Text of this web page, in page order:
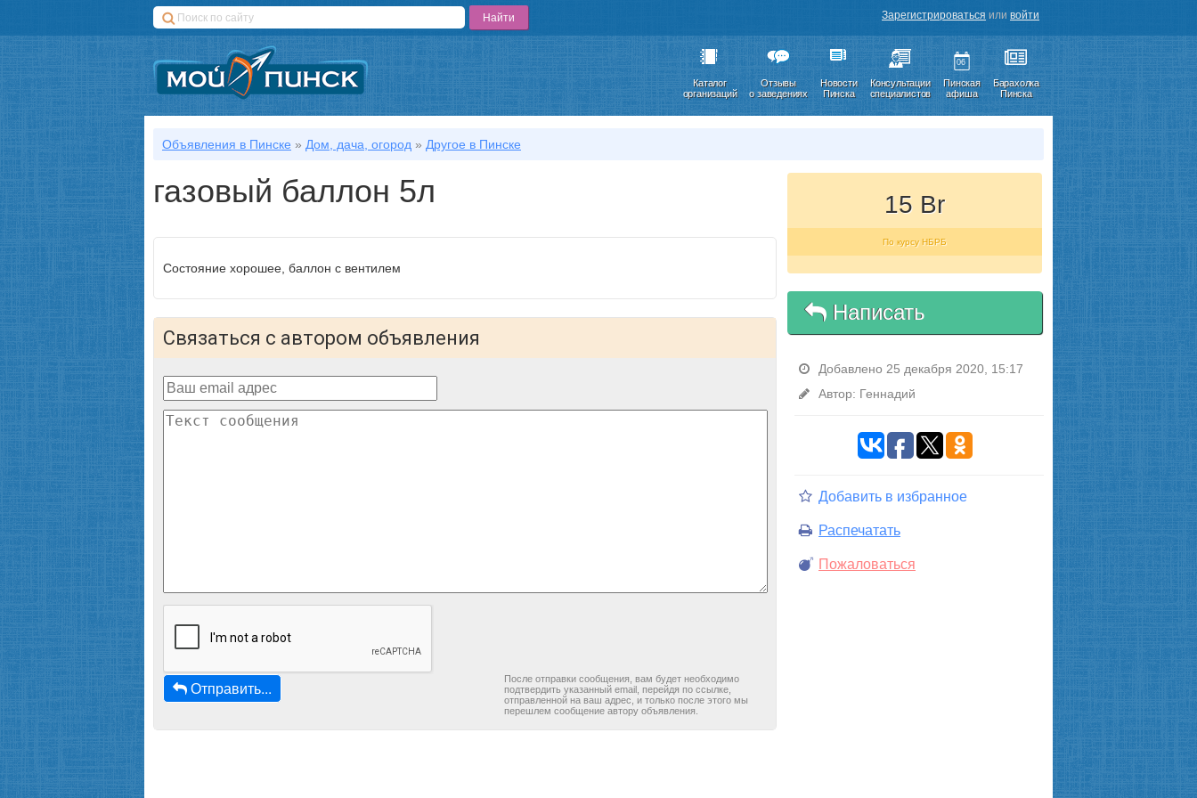
Зарегистрироваться или войти
Каталог
организаций
Отзывы
о заведениях
Новости
Пинска
Консультации
специалистов
06
Пинская
афиша
Барахолка
Пинска
Объявления в Пинске » Дом, дача, огород » Другое в Пинске
газовый баллон 5л
Состояние хорошее, баллон с вентилем
Связаться с автором объявления
Отправить...
После отправки сообщения, вам будет необходимо
подтвердить указанный email, перейдя по ссылке,
отправленной на ваш адрес, и только после этого мы
перешлем сообщение автору объявления.
15 Br
По курсу НБРБ
Написать
Добавлено 25 декабря 2020, 15:17
Автор: Геннадий
Добавить в избранное
Распечатать
Пожаловаться